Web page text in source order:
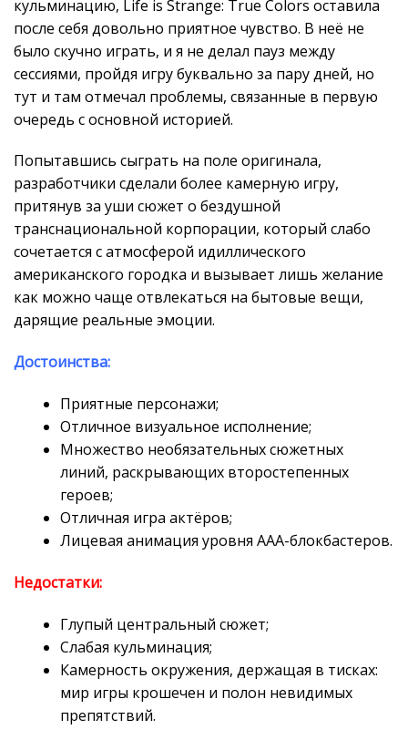
кульминацию, Life is Strange: True Colors оставила
после себя довольно приятное чувство. В неё не
было скучно играть, и я не делал пауз между
сессиями, пройдя игру буквально за пару дней, но
тут и там отмечал проблемы, связанные в первую
очередь с основной историей.
Попытавшись сыграть на поле оригинала,
разработчики сделали более камерную игру,
притянув за уши сюжет о бездушной
транснациональной корпорации, который слабо
сочетается с атмосферой идиллического
американского городка и вызывает лишь желание
как можно чаще отвлекаться на бытовые вещи,
дарящие реальные эмоции.
Достоинства:
Приятные персонажи;
Отличное визуальное исполнение;
Множество необязательных сюжетных
линий, раскрывающих второстепенных
героев;
Отличная игра актёров;
Лицевая анимация уровня AAA-блокбастеров.
Недостатки:
Глупый центральный сюжет;
Слабая кульминация;
Камерность окружения, держащая в тисках:
мир игры крошечен и полон невидимых
препятствий.